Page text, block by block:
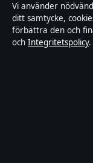
Ägande &
Integritetspolicy
Vi använder
ditt samtycke,
förbättra den och
och Integritetspolicy.